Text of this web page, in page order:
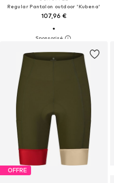
Regular Pantalon outdoor 'Kubena'
107,96 €
OFFRE